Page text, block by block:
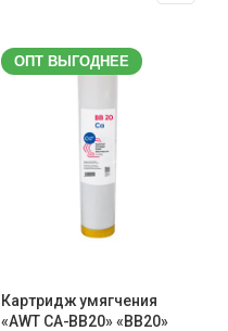
ОПТ ВЫГОДНЕЕ
Картридж умягчения
«AWT CA-BB20» «BB20»